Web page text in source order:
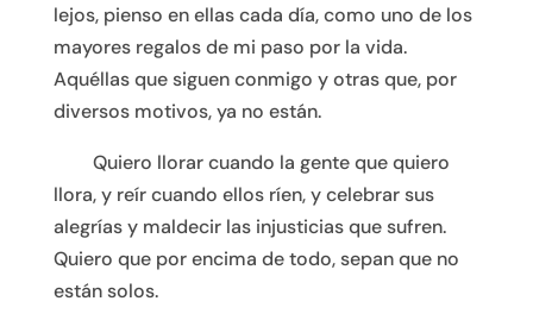
lejos, pienso en ellas cada día, como uno de los
mayores regalos de mi paso por la vida.
Aquéllas que siguen conmigo y otras que, por
diversos motivos, ya no están.
Quiero llorar cuando la gente que quiero
llora, y reír cuando ellos ríen, y celebrar sus
alegrías y maldecir las injusticias que sufren.
Quiero que por encima de todo, sepan que no
están solos.